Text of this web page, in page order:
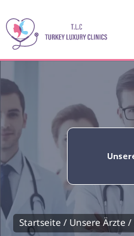
Startseite / Unsere Ärzte /